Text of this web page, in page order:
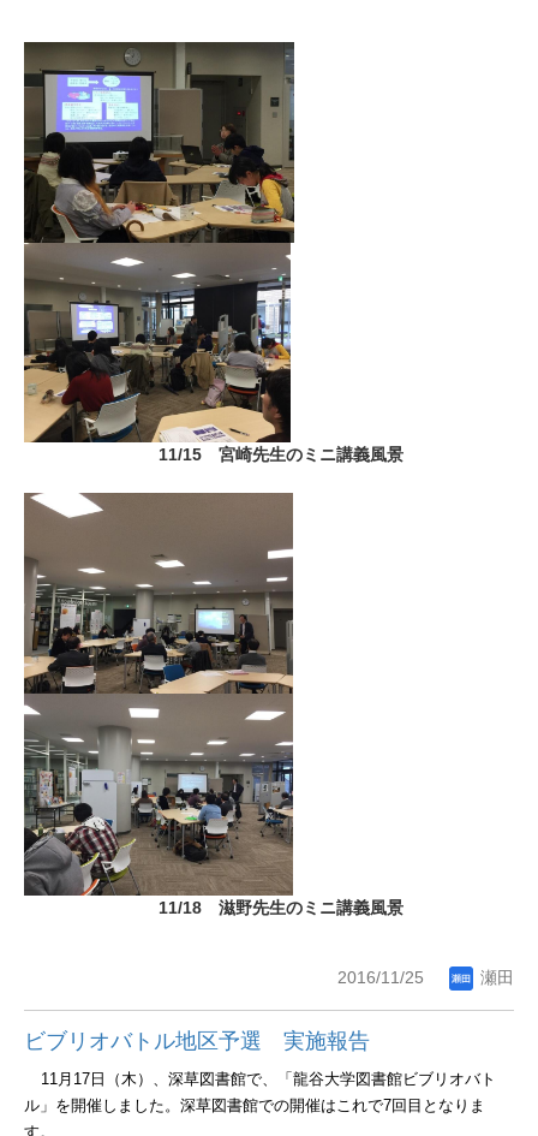
11/15 宮崎先生のミニ講義風景
11/18 滋野先生のミニ講義風景
2016/11/25 瀬田
ビブリオバトル地区予選 実施報告
11月 17 日（木）、深草図書館で、「龍谷大学図書館ビブリオバト
ル」を開催しました。深草図書館での開催はこれで7回目となりま
す。